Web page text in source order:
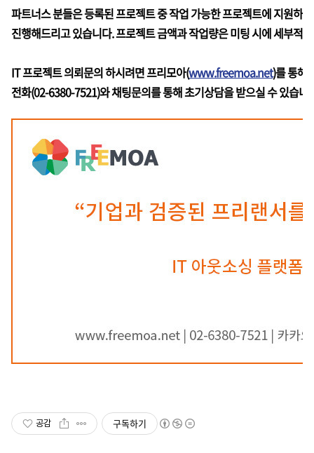
파트너스 분들은 등록된 프로젝트 중 작업 가능한 프로젝트에 지원하
진행해드리고 있습니다. 프로젝트 금액과 작업량은 미팅 시에 세부적
IT 프로젝트 의뢰문의 하시려면 프리모아(www.freemoa.net)를 통해
전화(02-6380-7521)와 채팅문의를 통해 초기상담을 받으실 수 있습니
공감 구독하기